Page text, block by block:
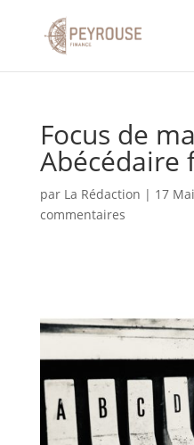
Focus de
Abécédaire
par La Rédaction | 17
commentaires